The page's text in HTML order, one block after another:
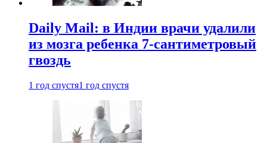
Daily Mail: в Индии врачи удалили
из мозга ребенка 7-сантиметровый
гвоздь
1 год спустя1 год спустя